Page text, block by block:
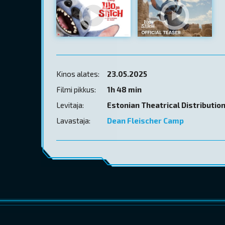
Kinos alates:
23.05.2025
Filmi pikkus:
1h 48 min
Levitaja:
Estonian Theatrical Distribution
Lavastaja:
Dean Fleischer Camp